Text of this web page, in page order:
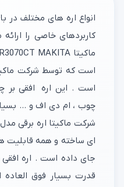
انواع اره های مختلف در
کاربردهای خاصی را
است که توسط شرکت
چوب ، ام دی اف و ...
ای ساخته و همه قابلیت
قدرت بسیار فوق العاده